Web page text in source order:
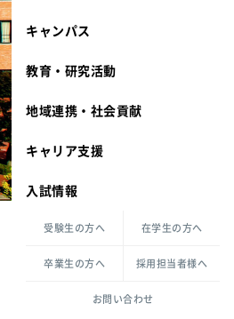
宮城学院 校歌
礼拝堂
カリキュラム・ポリシー
倫理憲章
ハラスメントの防止
共生のための多様性宣言
生活文化デザイン学科
一般教育課程
キャンパス
奨学金
大学祭
キャンパスメンバーズ
教職センター
学芸員課程
図書館司書課程
教育・研究活動動物実験に関する情報公開
キリスト教文化研究所
生活環境科学研究所
地域連携・社会貢献
カリキュラム・入室方法
キャリア支援
入試情報
受験生の方へ 在学生の方へ
卒業生の方へ 採用担当者様へ
お問い合わせ